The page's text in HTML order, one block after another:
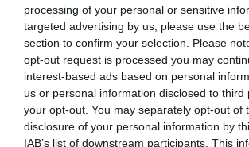
processing of your personal or sensitive
targeted advertising by us, please use the
section to confirm your selection. Please
opt-out request is processed you may
interest-based ads based on personal
us or personal information disclosed to third
your opt-out. You may separately opt-out of
disclosure of your personal information by
IAB’s list of downstream participants. This